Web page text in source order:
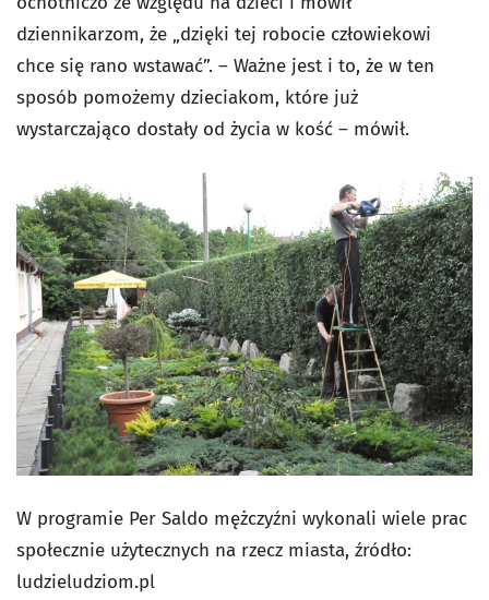
dziennikarzom, że „dzięki tej robocie człowiekowi
chce się rano wstawać”. – Ważne jest i to, że w ten
sposób pomożemy dzieciakom, które już
wystarczająco dostały od życia w kość – mówił.
W programie Per Saldo mężczyźni wykonali wiele prac
społecznie użytecznych na rzecz miasta, źródło:
ludzieludziom.pl